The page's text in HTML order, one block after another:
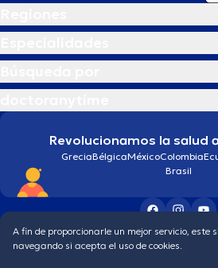
Revolucionamos la salud
GreciaBélgicaMéxicoColombia
Brasil
Condiciones generales
Política de
A fin de proporcionarle un mejor servicio, este
navegando si acepta el uso de cookies.